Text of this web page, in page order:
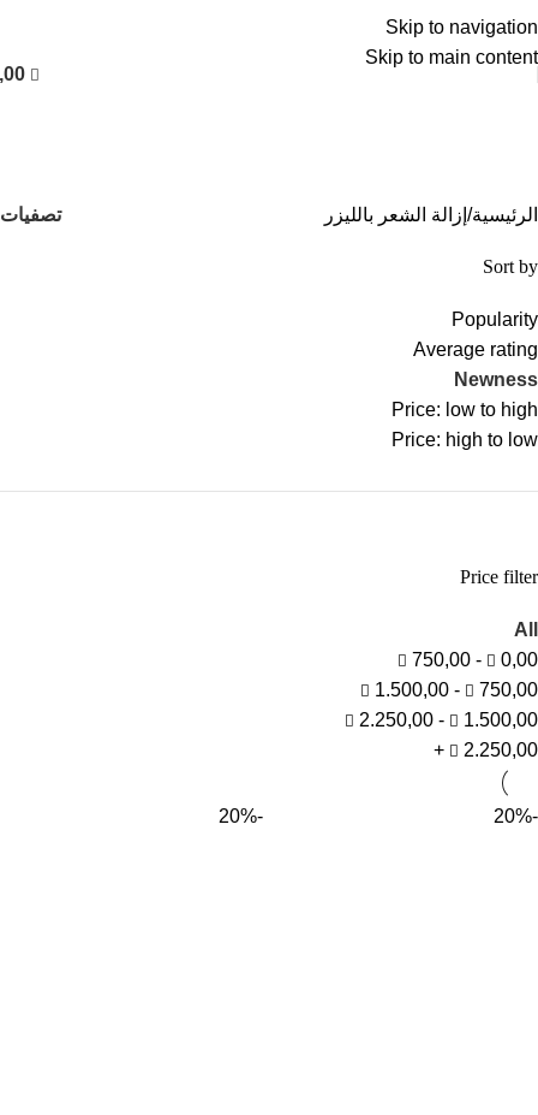
Skip to navigation
Skip to main content
العربية
الرئيسية إزالة الشعر بالليزر تصفيات
Sort by
Popularity
Average rating
Newness
Price: low to high
Price: high to low
Price filter
All
0,00
-
750,00
750,00
-
1.500,00
1.500,00
-
2.250,00
2.250,00
+
-20%
-20%